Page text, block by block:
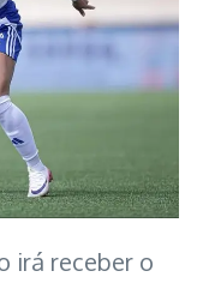
irá receber o